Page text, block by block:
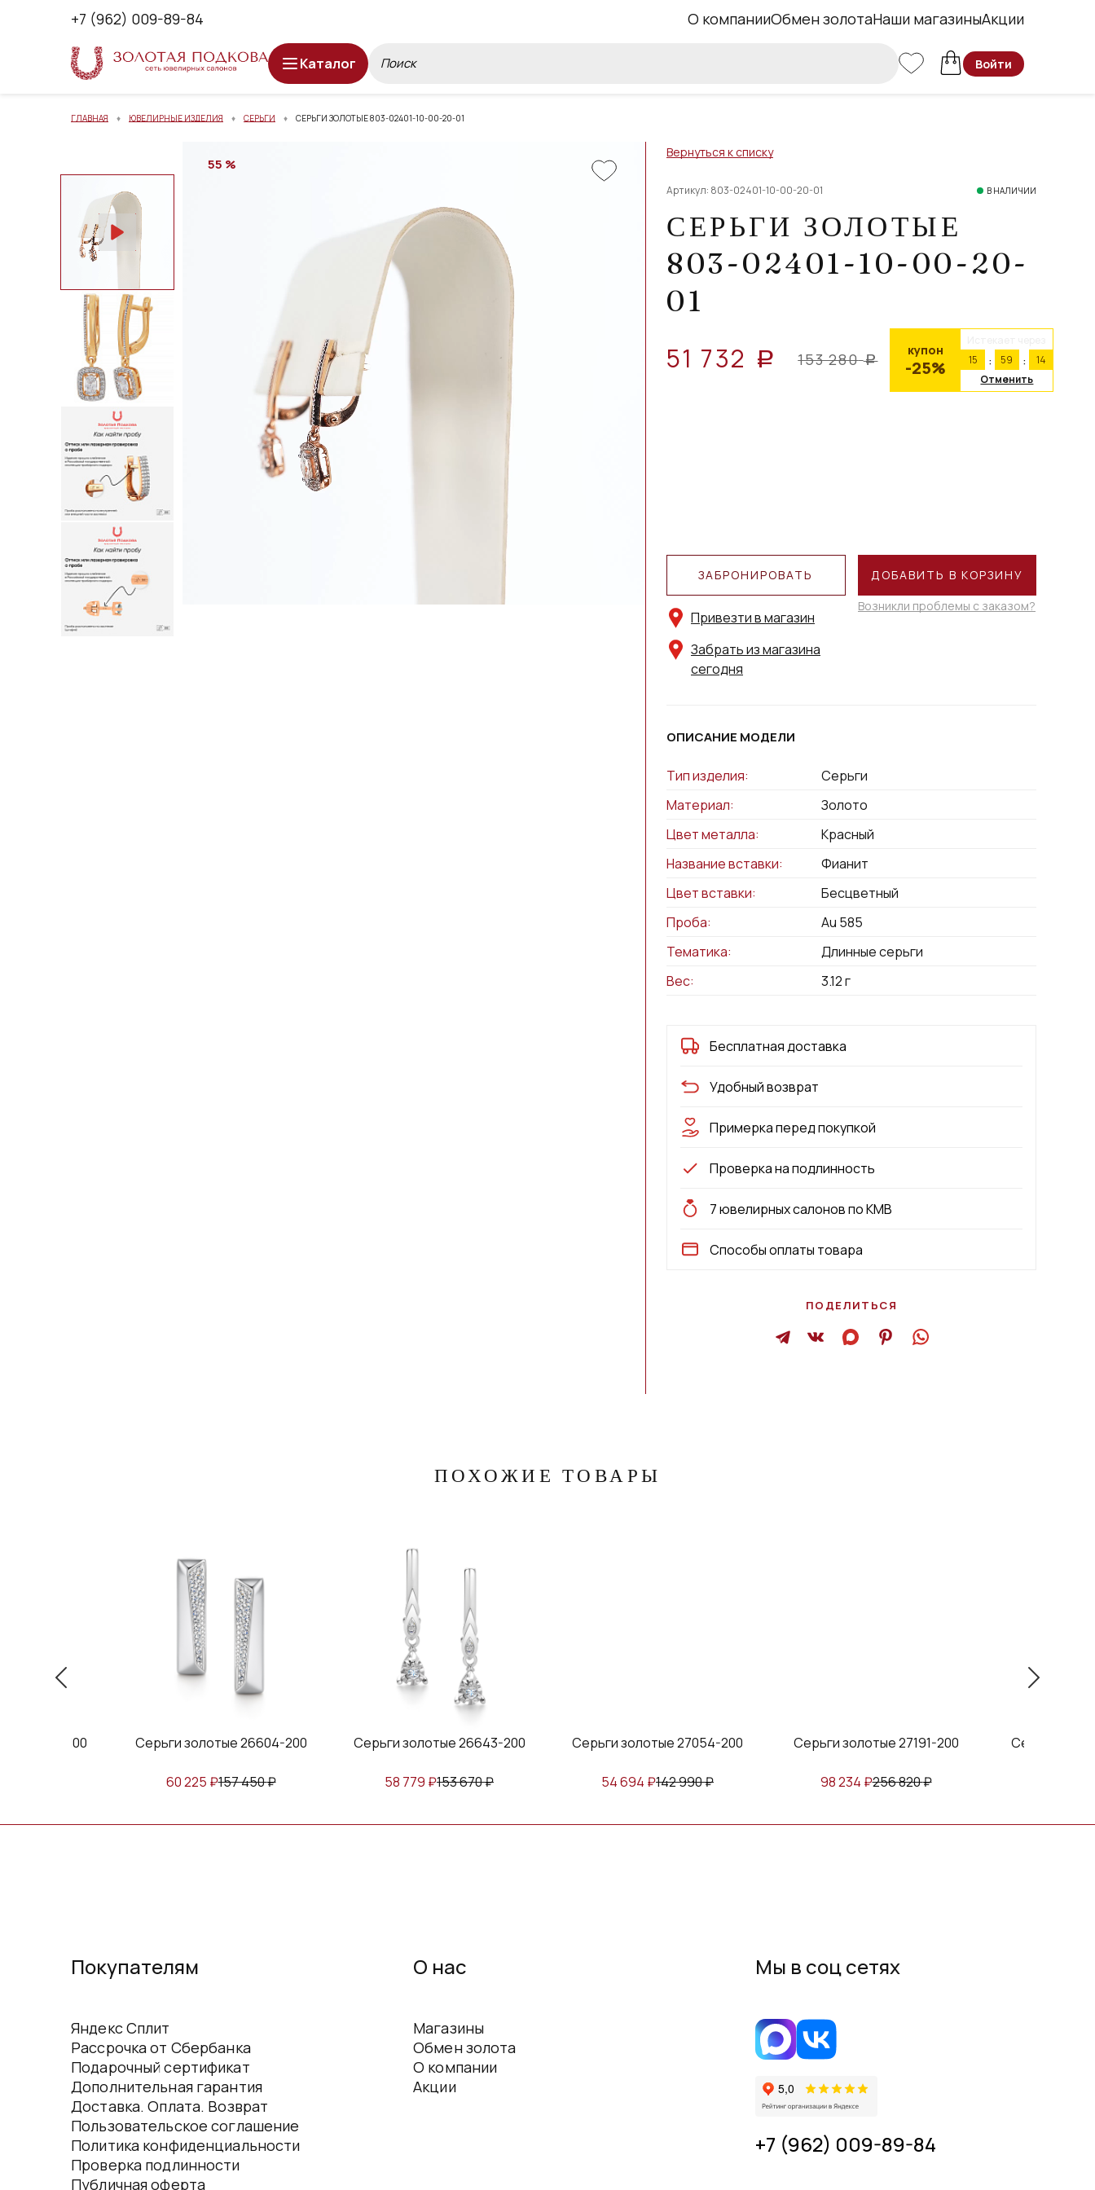
+7 (962) 009-89-84 О компанииОбмен золотаНаши магазиныАкции
Каталог Войти
ГЛАВНАЯ ЮВЕЛИРНЫЕ ИЗДЕЛИЯ СЕРЬГИ СЕРЬГИ ЗОЛОТЫЕ 803-02401-10-00-20-01
55 %
Вернуться к списку
Артикул: 803-02401-10-00-20-01 В НАЛИЧИИ
СЕРЬГИ ЗОЛОТЫЕ
803-02401-10-00-20-
01
51 732 a 153 280 a
купон
-25%
15
59
13
Отменить
ЗАБРОНИРОВАТЬ
Привезти в магазин
Забрать из магазина
сегодня
ДОБАВИТЬ В КОРЗИНУ
Возникли проблемы с заказом?
ОПИСАНИЕ МОДЕЛИ
Тип изделия:
Серьги
Материал:
Золото
Цвет металла:
Красный
Название вставки:
Фианит
Цвет вставки:
Бесцветный
Проба:
Au 585
Тематика:
Длинные серьги
Вес:
3.12г
Бесплатная доставка
Удобный возврат
Примерка перед покупкой
Проверка на подлинность
7 ювелирных салонов по КМВ
Способы оплаты товара
ПОДЕЛИТЬСЯ
ПОХОЖИЕ ТОВАРЫ
26575-100 Серьги золотые 26604-200
60 225 ₽157 450₽
Серьги золотые 26643-200
58 779 ₽153 670₽
Серьги золотые 27054-200
54 694 ₽142 990₽
Серьги золотые 27191-200
98 234 ₽256 820₽
Серьги
Покупателям
Яндекс Сплит
Рассрочка от Сбербанка
Подарочный сертификат
Дополнительная гарантия
Доставка. Оплата. Возврат
Пользовательское соглашение
Политика конфиденциальности
Проверка подлинности
Публичная оферта
О нас
Магазины
Обмен золота
О компании
Акции
Мы в соц сетях
+7 (962) 009-89-84